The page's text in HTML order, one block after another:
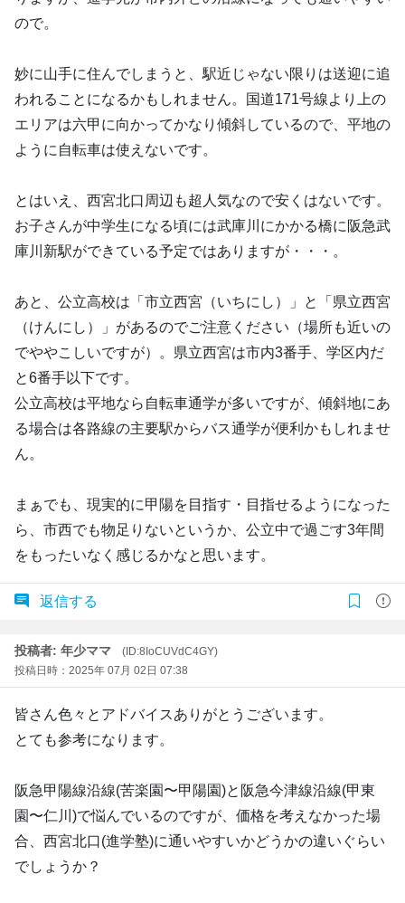
ので。
妙に山手に住んでしまうと、駅近じゃない限りは送迎に追
われることになるかもしれません。国道171号線より上の
エリアは六甲に向かってかなり傾斜しているので、平地の
ように自転車は使えないです。
とはいえ、西宮北口周辺も超人気なので安くはないです。
お子さんが中学生になる頃には武庫川にかかる橋に阪急武
庫川新駅ができている予定ではありますが・・・。
あと、公立高校は「市立西宮（いちにし）」と「県立西宮
（けんにし）」があるのでご注意ください（場所も近いの
でややこしいですが）。県立西宮は市内3番手、学区内だ
と6番手以下です。
公立高校は平地なら自転車通学が多いですが、傾斜地にあ
る場合は各路線の主要駅からバス通学が便利かもしれませ
ん。
まぁでも、現実的に甲陽を目指す・目指せるようになった
ら、市西でも物足りないというか、公立中で過ごす3年間
をもったいなく感じるかなと思います。
返信する
投稿者: 年少ママ
(ID:8IoCUVdC4GY)
投稿日時：2025年 07月 02日 07:38
皆さん色々とアドバイスありがとうございます。
とても参考になります。
阪急甲陽線沿線(苦楽園〜甲陽園)と阪急今津線沿線(甲東
園〜仁川)で悩んでいるのですが、価格を考えなかった場
合、西宮北口(進学塾)に通いやすいかどうかの違いぐらい
でしょうか？